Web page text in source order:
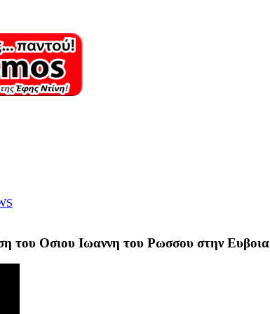
του Οσιου Ιωαννη του Ρωσσου στην Ευβοια